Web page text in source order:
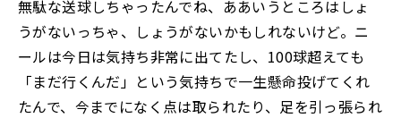
無駄な送球しちゃったんでね、ああいうところはしょ
うがないっちゃ、しょうがないかもしれないけど。ニ
ールは今日は気持ち非常に出てたし、100球超えても
「まだ行くんだ」という気持ちで一生懸命投げてくれ
たんで、今までになく点は取られたり、足を引っ張られ